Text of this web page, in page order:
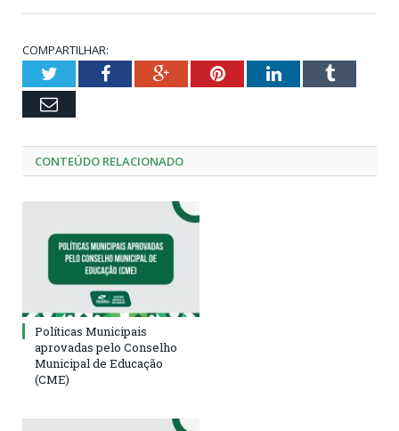
COMPARTILHAR:
TwitterFacebookGoogle+PinterestLinkedInTumblr
Email
CONTEÚDO RELACIONADO
Políticas Municipais
aprovadas pelo Conselho
Municipal de Educação
(CME)